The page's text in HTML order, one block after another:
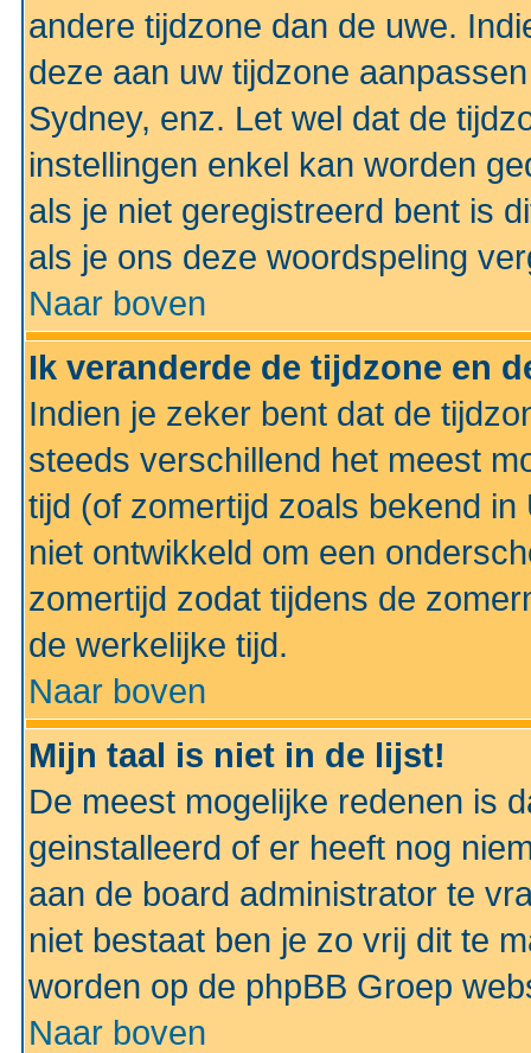
andere tijdzone dan de uwe.
deze aan uw tijdzone
Sydney, enz. Let wel dat de
instellingen enkel kan worden
als je niet geregistreerd bent is
als je ons deze woordspeling
Naar boven
Ik veranderde de tijdzone en
Indien je zeker bent dat de
steeds verschillend het meest
tijd (of zomertijd zoals bekend
niet ontwikkeld om een
zomertijd zodat tijdens de
de werkelijke tijd.
Naar boven
Mijn taal is niet in de lijst!
De meest mogelijke redenen is
geinstalleerd of er heeft nog
aan de board administrator te
niet bestaat ben je zo vrij dit te
worden op de phpBB Groep
Naar boven